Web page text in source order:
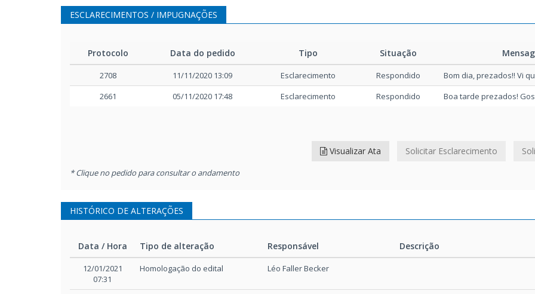
ESCLARECIMENTOS / IMPUGNAÇÕES
Protocolo Data do pedido Tipo Situação
2708 11/11/2020 13:09 Esclarecimento Respondido
Bom dia, prezados!! Vi
2661
05/11/2020 17:48 Esclarecimento Respondido Boa tarde prezados!
Visualizar Ata Solicitar Esclarecimento
* Clique no pedido para consultar o andamento
HISTÓRICO DE ALTERAÇÕES
Data / Hora Tipo de alteração Responsável
Descrição
Data / Hora
Tipo de alteração Responsável
12/01/2021
07:31
Homologação do edital Léo Faller Becker